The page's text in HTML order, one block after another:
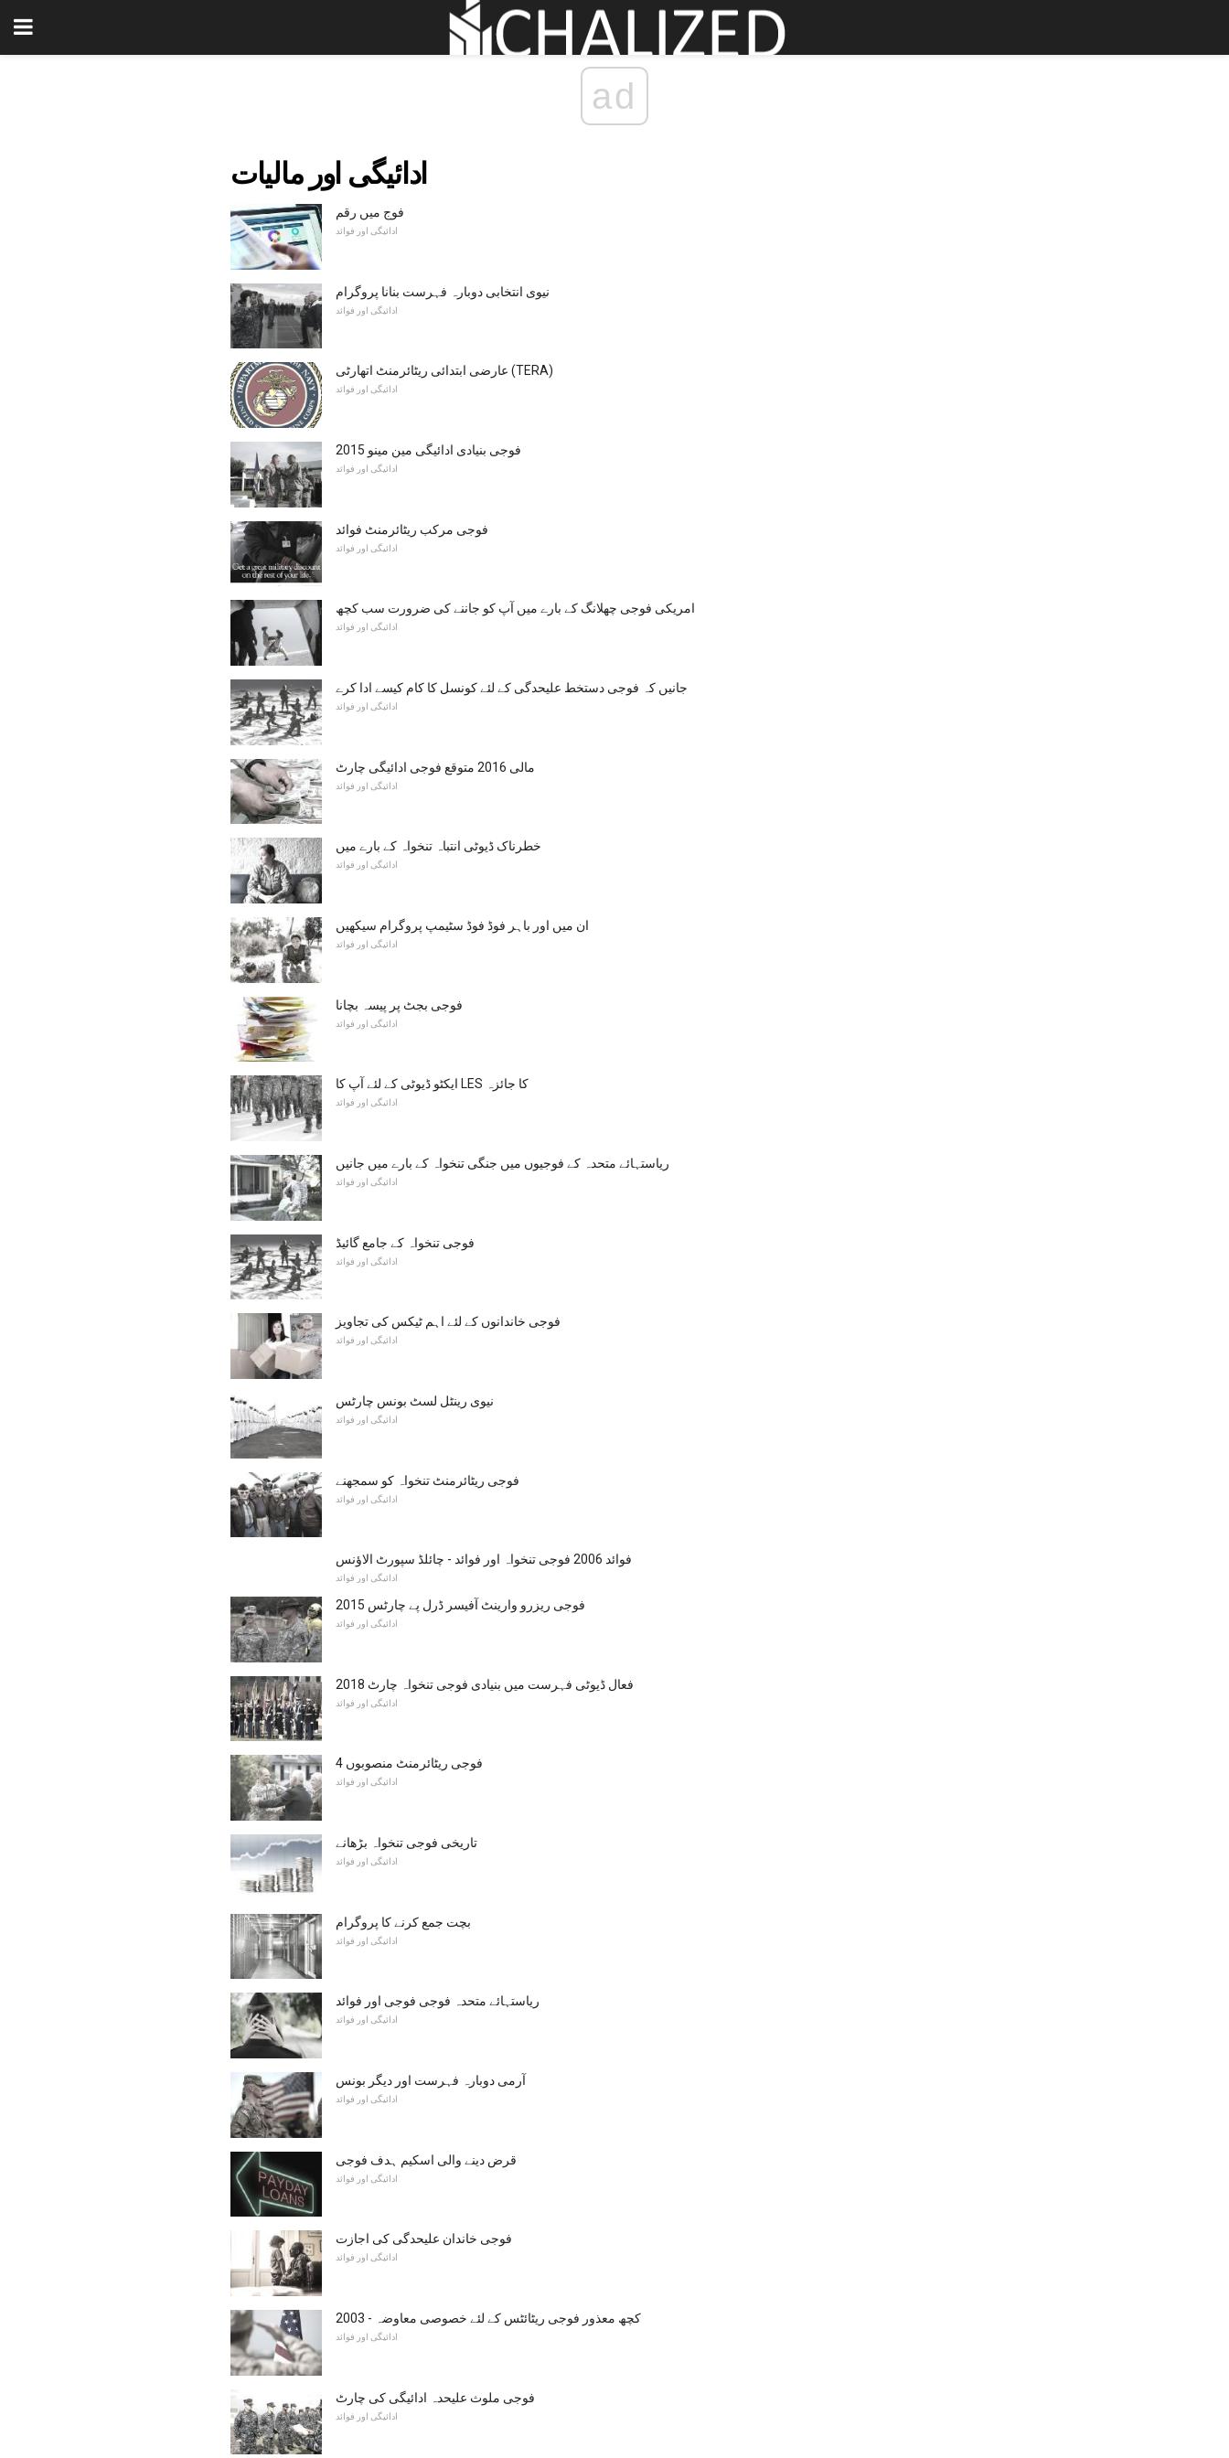
ad
ادائیگی اور مالیات
فوج میں رقم
ادائیگی اور فوائد
نیوی انتخابی دوبارہ فہرست بنانا پروگرام
ادائیگی اور فوائد
عارضی ابتدائی ریٹائرمنٹ اتھارٹی (TERA)
ادائیگی اور فوائد
2015 فوجی بنیادی ادائیگی مین مینو
ادائیگی اور فوائد
فوجی مرکب ریٹائرمنٹ فوائد
ادائیگی اور فوائد
امریکی فوجی چھلانگ کے بارے میں آپ کو جاننے کی ضرورت سب کچھ
ادائیگی اور فوائد
جانیں کہ فوجی دستخط علیحدگی کے لئے کونسل کا کام کیسے ادا کرے
ادائیگی اور فوائد
مالی 2016 متوقع فوجی ادائیگی چارٹ
ادائیگی اور فوائد
خطرناک ڈیوٹی انتباہ تنخواہ کے بارے میں
ادائیگی اور فوائد
ان میں اور باہر فوڈ فوڈ سٹیمپ پروگرام سیکھیں
ادائیگی اور فوائد
فوجی بجٹ پر پیسہ بچانا
ادائیگی اور فوائد
ایکٹو ڈیوٹی کے لئے آپ کا LES کا جائزہ
ادائیگی اور فوائد
ریاستہائے متحدہ کے فوجیوں میں جنگی تنخواہ کے بارے میں جانیں
ادائیگی اور فوائد
فوجی تنخواہ کے جامع گائیڈ
ادائیگی اور فوائد
فوجی خاندانوں کے لئے اہم ٹیکس کی تجاویز
ادائیگی اور فوائد
نیوی رینٹل لسٹ بونس چارٹس
ادائیگی اور فوائد
فوجی ریٹائرمنٹ تنخواہ کو سمجھنے
ادائیگی اور فوائد
فوائد 2006 فوجی تنخواہ اور فوائد - چائلڈ سپورٹ الاؤنس
ادائیگی اور فوائد
2015 فوجی ریزرو وارینٹ آفیسر ڈرل پے چارٹس
ادائیگی اور فوائد
فعال ڈیوٹی فہرست میں بنیادی فوجی تنخواہ چارٹ 2018
ادائیگی اور فوائد
4 فوجی ریٹائرمنٹ منصوبوں
ادائیگی اور فوائد
تاریخی فوجی تنخواہ بڑھانے
ادائیگی اور فوائد
بچت جمع کرنے کا پروگرام
ادائیگی اور فوائد
ریاستہائے متحدہ فوجی فوجی اور فوائد
ادائیگی اور فوائد
آرمی دوبارہ فہرست اور دیگر بونس
ادائیگی اور فوائد
قرض دینے والی اسکیم ہدف فوجی
ادائیگی اور فوائد
فوجی خاندان علیحدگی کی اجازت
ادائیگی اور فوائد
2003 - کچھ معذور فوجی ریٹائٹس کے لئے خصوصی معاوضہ
ادائیگی اور فوائد
فوجی ملوث علیحدہ ادائیگی کی چارٹ
ادائیگی اور فوائد